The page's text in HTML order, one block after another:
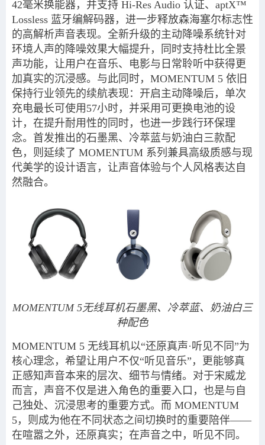
42毫米换能器，并支持 Hi-Res Audio 认证、aptX™
Lossless 蓝牙编解码器，进一步释放森海塞尔标志性
的高解析声音表现。全新升级的主动降噪系统针对
环境人声的降噪效果大幅提升，同时支持杜比全景
声功能，让用户在音乐、电影与日常聆听中获得更
加真实的沉浸感。与此同时，MOMENTUM 5 依旧
保持行业领先的续航表现：开启主动降噪后，单次
充电最长可使用57小时，并采用可更换电池的设
计，在提升耐用性的同时，也进一步践行环保理
念。首发推出的石墨黑、冷萃蓝与奶油白三款配
色，则延续了 MOMENTUM 系列兼具高级质感与现
代美学的设计语言，让声音体验与个人风格表达自
然融合。
MOMENTUM 5无线耳机石墨黑、冷萃蓝、奶油白三
种配色
MOMENTUM 5 无线耳机以“还原真声·听见不同”为
核心理念，希望让用户不仅“听见音乐”，更能够真
正感知声音本来的层次、细节与情绪。对于宋威龙
而言，声音不仅是进入角色的重要入口，也是与自
己独处、沉浸思考的重要方式。而 MOMENTUM
5，则成为他在不同状态之间切换时的重要陪伴——
在喧嚣之外，还原真实；在声音之中，听见不同。